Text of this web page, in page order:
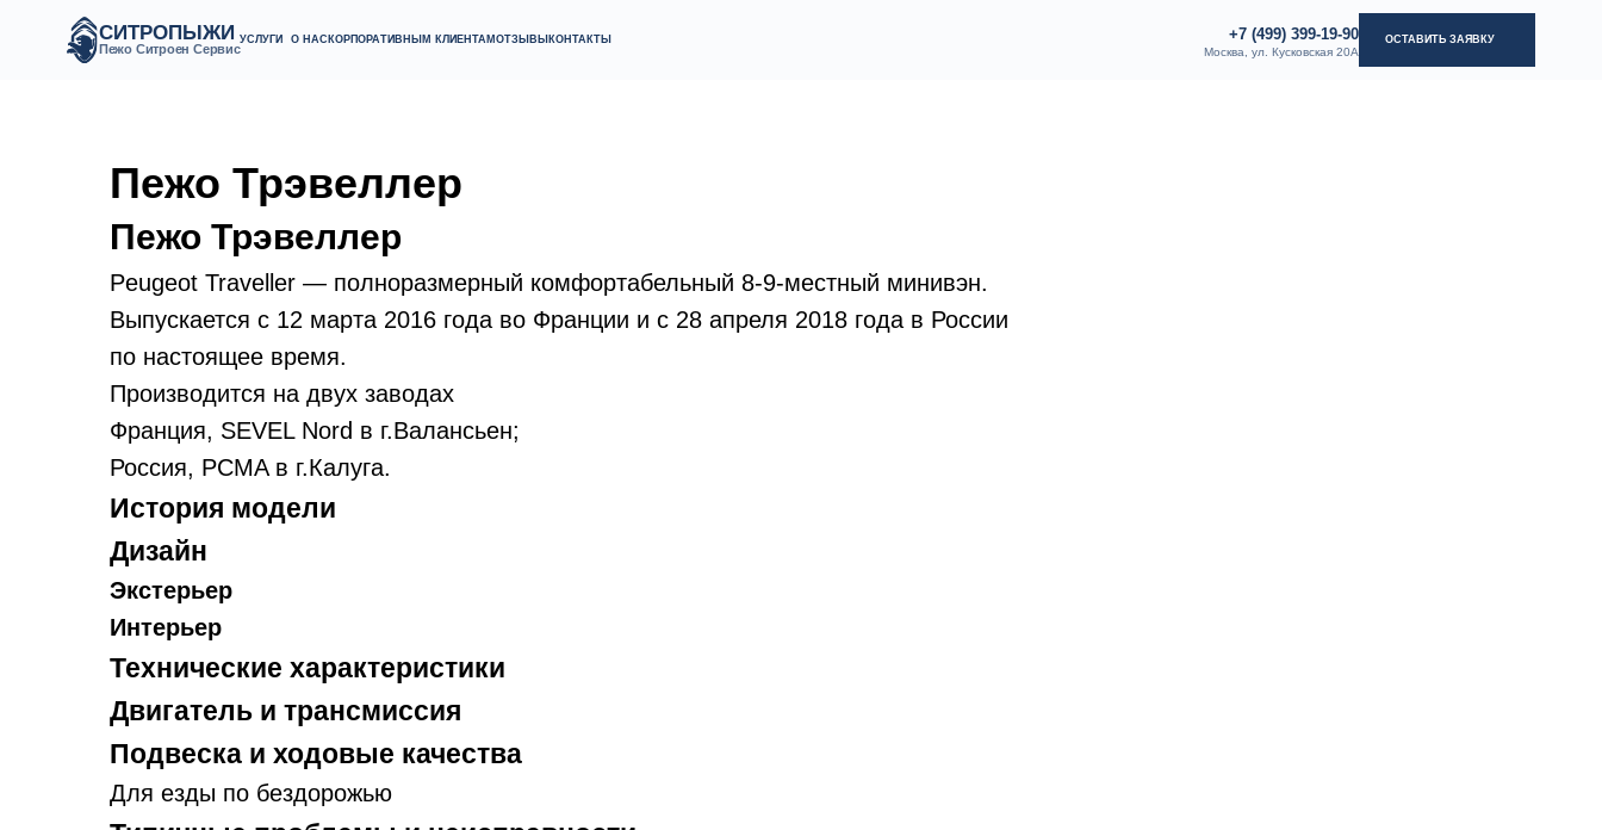
СИТРОПЫЖИ
Пежо Ситроен Сервис
УСЛУГИ О НАСКОРПОРАТИВНЫМ КЛИЕНТАМ ОТЗЫВЫКОНТАКТЫ
Москва, ул. Кусковская 20А
ОСТАВИТЬ ЗАЯВКУ
СИТРОПЫЖИ
Пежо Ситроен Сервис
УСЛУГИ О НАСКОРПОРАТИВНЫМ КЛИЕНТАМ ОТЗЫВЫКОНТАКТЫ
Москва, ул. Кусковская 20А
ОСТАВИТЬ ЗАЯВКУ
Пежо Трэвеллер
Пежо Трэвеллер
Peugeot Traveller — полноразмерный комфортабельный 8-9-местный минивэн.
Выпускается с 12 марта 2016 года во Франции и с 28 апреля 2018 года в России
по настоящее время.
Производится на двух заводах
Франция, SEVEL Nord в г.Валансьен;
Россия, PCMA в г.Калуга.
История модели
Дизайн
Экстерьер
Интерьер
Технические характеристики
Двигатель и трансмиссия
Подвеска и ходовые качества
Для езды по бездорожью